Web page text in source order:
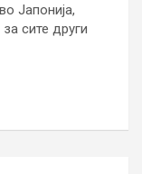
Јапонија,
сите други